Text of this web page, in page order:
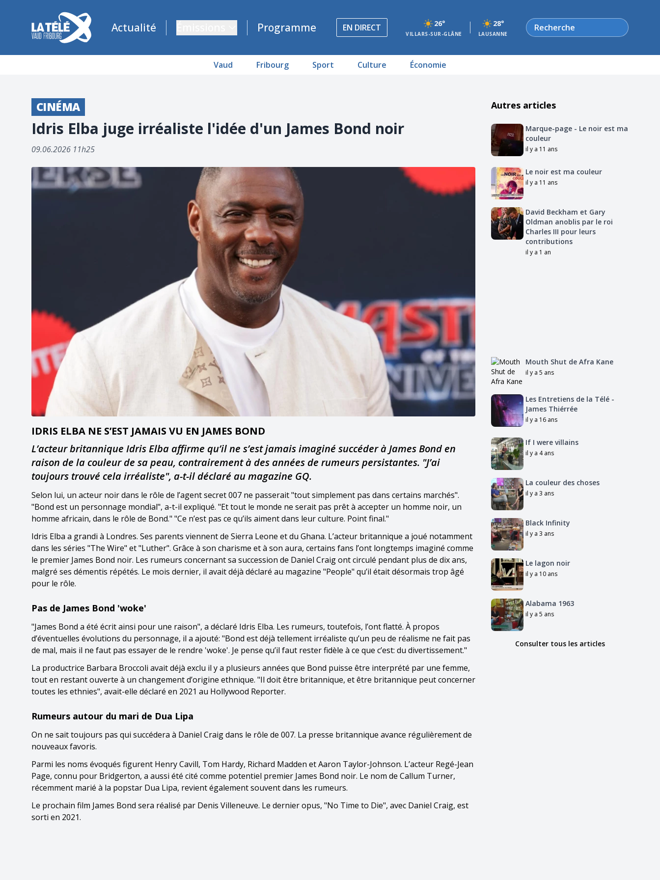
La Télé - Télévision régionale Vaud et Fribourg
Actualité Programme EN DIRECT 26°
VILLARS-SUR-GLÂNE
28°
LAUSANNE
Rechercher
Vaud Fribourg Sport Culture Économie
CINÉMA
Idris Elba juge irréaliste l'idée d'un James Bond noir
09.06.2026 11h25
IDRIS ELBA NE S’EST JAMAIS VU EN JAMES BOND
L’acteur britannique Idris Elba affirme qu’il ne s’est jamais imaginé succéder à James Bond en
raison de la couleur de sa peau, contrairement à des années de rumeurs persistantes. "J’ai
toujours trouvé cela irréaliste", a-t-il déclaré au magazine GQ.
Selon lui, un acteur noir dans le rôle de l’agent secret 007 ne passerait "tout simplement pas dans certains marchés".
"Bond est un personnage mondial", a-t-il expliqué. "Et tout le monde ne serait pas prêt à accepter un homme noir, un
homme africain, dans le rôle de Bond." "Ce n’est pas ce qu’ils aiment dans leur culture. Point final."
Idris Elba a grandi à Londres. Ses parents viennent de Sierra Leone et du Ghana. L’acteur britannique a joué notamment
dans les séries "The Wire" et "Luther". Grâce à son charisme et à son aura, certains fans l’ont longtemps imaginé comme
le premier James Bond noir. Les rumeurs concernant sa succession de Daniel Craig ont circulé pendant plus de dix ans,
malgré ses démentis répétés. Le mois dernier, il avait déjà déclaré au magazine "People" qu’il était désormais trop âgé
pour le rôle.
Pas de James Bond 'woke'
"James Bond a été écrit ainsi pour une raison", a déclaré Idris Elba. Les rumeurs, toutefois, l’ont flatté. À propos
d’éventuelles évolutions du personnage, il a ajouté: "Bond est déjà tellement irréaliste qu’un peu de réalisme ne fait pas
de mal, mais il ne faut pas essayer de le rendre 'woke'. Je pense qu’il faut rester fidèle à ce que c’est: du divertissement."
La productrice Barbara Broccoli avait déjà exclu il y a plusieurs années que Bond puisse être interprété par une femme,
tout en restant ouverte à un changement d’origine ethnique. "Il doit être britannique, et être britannique peut concerner
toutes les ethnies", avait-elle déclaré en 2021 au Hollywood Reporter.
Rumeurs autour du mari de Dua Lipa
On ne sait toujours pas qui succédera à Daniel Craig dans le rôle de 007. La presse britannique avance régulièrement de
nouveaux favoris.
Parmi les noms évoqués figurent Henry Cavill, Tom Hardy, Richard Madden et Aaron Taylor-Johnson. L’acteur Regé-Jean
Page, connu pour Bridgerton, a aussi été cité comme potentiel premier James Bond noir. Le nom de Callum Turner,
récemment marié à la popstar Dua Lipa, revient également souvent dans les rumeurs.
Le prochain film James Bond sera réalisé par Denis Villeneuve. Le dernier opus, "No Time to Die", avec Daniel Craig, est
sorti en 2021.
Autres articles
Marque-page - Le noir est ma
couleur
il y a 11 ans
Le noir est ma couleur
il y a 11 ans
David Beckham et Gary
Oldman anoblis par le roi
Charles III pour leurs
contributions
il y a 1 an
Mouth Shut de Afra Kane
il y a 5 ans
Les Entretiens de la Télé -
James Thiérrée
il y a 16 ans
If I were villains
il y a 4 ans
La couleur des choses
il y a 3 ans
Black Infinity
il y a 3 ans
Le lagon noir
il y a 10 ans
Alabama 1963
il y a 5 ans
Consulter tous les articles